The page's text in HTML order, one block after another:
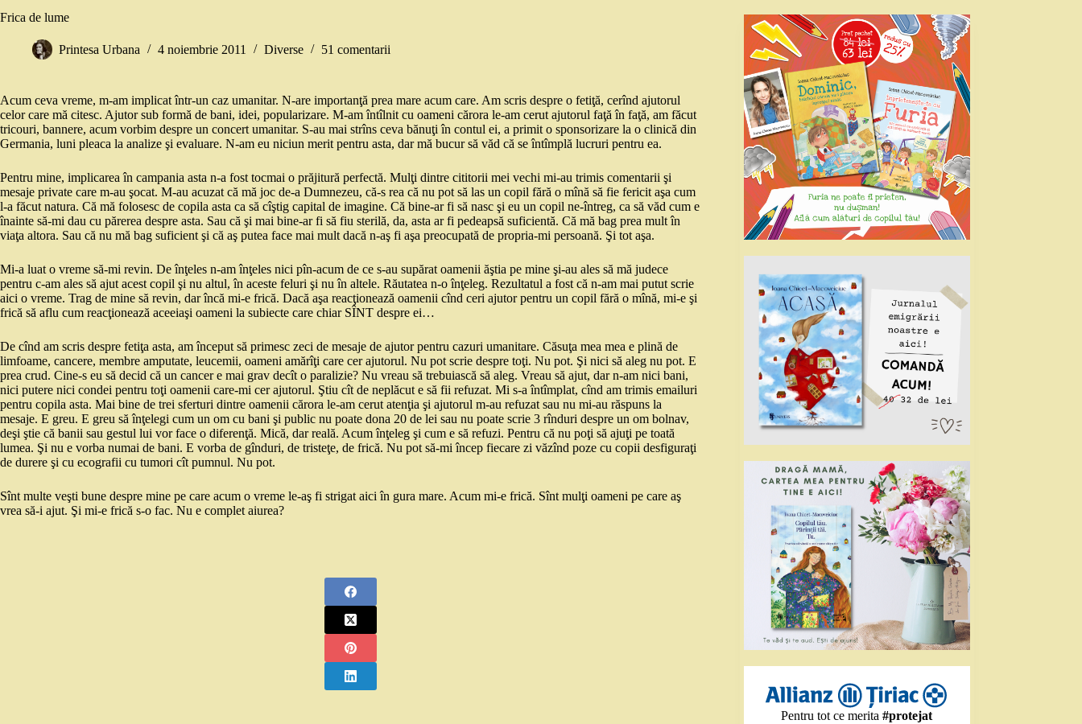
Frica de lume
Printesa Urbana 4 noiembrie 2011 Diverse 51 comentarii
Acum ceva vreme, m-am implicat într-un caz umanitar. N-are importanţă prea mare acum care. Am scris despre o fetiţă, cerînd ajutorul
celor care mă citesc. Ajutor sub formă de bani, idei, popularizare. M-am întîlnit cu oameni cărora le-am cerut ajutorul faţă în faţă, am făcut
tricouri, bannere, acum vorbim despre un concert umanitar. S-au mai strîns ceva bănuţi în contul ei, a primit o sponsorizare la o clinică din
Germania, luni pleaca la analize şi evaluare. N-am eu niciun merit pentru asta, dar mă bucur să văd că se întîmplă lucruri pentru ea.
Pentru mine, implicarea în campania asta n-a fost tocmai o prăjitură perfectă. Mulţi dintre cititorii mei vechi mi-au trimis comentarii şi
mesaje private care m-au şocat. M-au acuzat că mă joc de-a Dumnezeu, că-s rea că nu pot să las un copil fără o mînă să fie fericit aşa cum
l-a făcut natura. Că mă folosesc de copila asta ca să cîştig capital de imagine. Că bine-ar fi să nasc şi eu un copil ne-întreg, ca să văd cum e
înainte să-mi dau cu părerea despre asta. Sau că şi mai bine-ar fi să fiu sterilă, da, asta ar fi pedeapsă suficientă. Că mă bag prea mult în
viaţa altora. Sau că nu mă bag suficient şi că aş putea face mai mult dacă n-aş fi aşa preocupată de propria-mi persoană. Şi tot aşa.
Mi-a luat o vreme să-mi revin. De înţeles n-am înţeles nici pîn-acum de ce s-au supărat oamenii ăştia pe mine şi-au ales să mă judece
pentru c-am ales să ajut acest copil şi nu altul, în aceste feluri şi nu în altele. Răutatea n-o înţeleg. Rezultatul a fost că n-am mai putut scrie
aici o vreme. Trag de mine să revin, dar încă mi-e frică. Dacă aşa reacţionează oamenii cînd ceri ajutor pentru un copil fără o mînă, mi-e şi
frică să aflu cum reacţionează aceeiaşi oameni la subiecte care chiar SÎNT despre ei…
De cînd am scris despre fetiţa asta, am început să primesc zeci de mesaje de ajutor pentru cazuri umanitare. Căsuţa mea mea e plină de
limfoame, cancere, membre amputate, leucemii, oameni amărîţi care cer ajutorul. Nu pot scrie despre toţi. Nu pot. Şi nici să aleg nu pot. E
prea crud. Cine-s eu să decid că un cancer e mai grav decît o paralizie? Nu vreau să trebuiască să aleg. Vreau să ajut, dar n-am nici bani,
nici putere nici condei pentru toţi oamenii care-mi cer ajutorul. Ştiu cît de neplăcut e să fii refuzat. Mi s-a întîmplat, cînd am trimis emailuri
pentru copila asta. Mai bine de trei sferturi dintre oamenii cărora le-am cerut atenţia şi ajutorul m-au refuzat sau nu mi-au răspuns la
mesaje. E greu. E greu să înţelegi cum un om cu bani şi public nu poate dona 20 de lei sau nu poate scrie 3 rînduri despre un om bolnav,
deşi ştie că banii sau gestul lui vor face o diferenţă. Mică, dar reală. Acum înţeleg şi cum e să refuzi. Pentru că nu poţi să ajuţi pe toată
lumea. Şi nu e vorba numai de bani. E vorba de gînduri, de tristeţe, de frică. Nu pot să-mi încep fiecare zi văzînd poze cu copii desfiguraţi
de durere şi cu ecografii cu tumori cît pumnul. Nu pot.
Sînt multe veşti bune despre mine pe care acum o vreme le-aş fi strigat aici în gura mare. Acum mi-e frică. Sînt mulţi oameni pe care aş
vrea să-i ajut. Şi mi-e frică s-o fac. Nu e complet aiurea?
Pentru tot ce merita#protejat